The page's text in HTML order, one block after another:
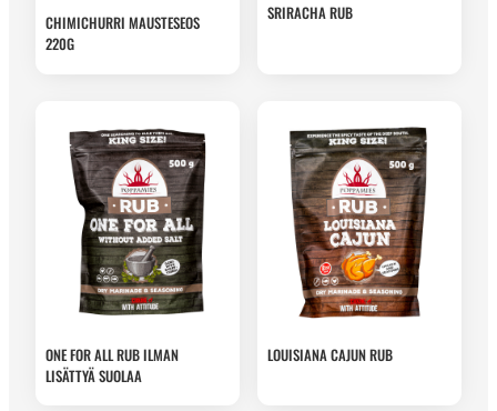
CHIMICHURRI MAUSTESEOS
220G
SRIRACHA RUB
ONE FOR ALL RUB ILMAN
LISÄTTYÄ SUOLAA
LOUISIANA CAJUN RUB